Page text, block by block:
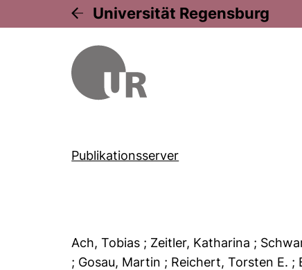
Universität Regensburg
Publikationsserver
Ach, Tobias ; Zeitler, Katharina ;
; Gosau, Martin ; Reichert, Torsten E. ;